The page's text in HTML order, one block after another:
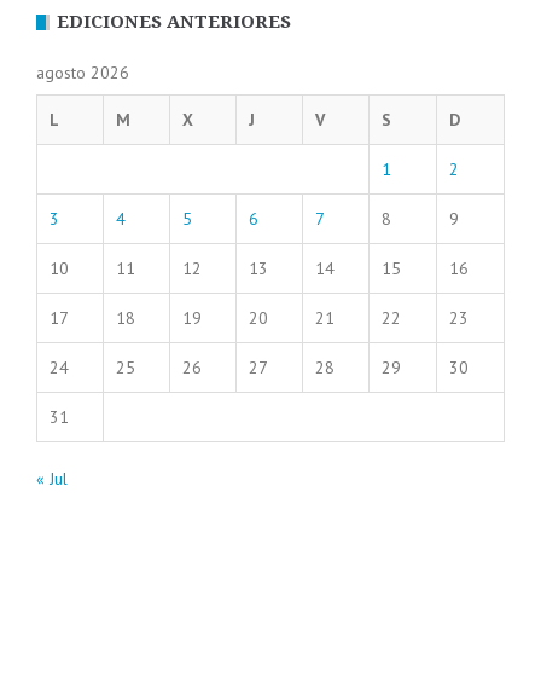
EDICIONES ANTERIORES
agosto 2026
L M X J V S D
1 2
3 4 5 6 7 8 9
10 11 12 13 14 15 16
17 18 19 20 21 22 23
24 25 26 27 28 29 30
31
« Jul